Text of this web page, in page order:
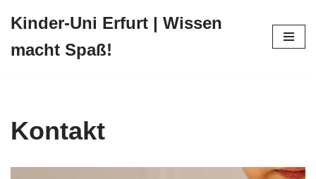
Inhalt
Kinder-Uni Erfurt | Wissen
macht Spaß!
Kontakt